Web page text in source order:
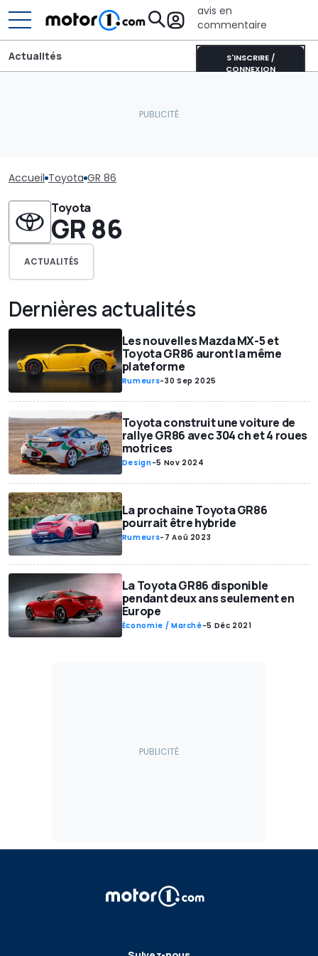
avis en
commentaire
S'INSCRIRE /
CONNEXION
Actualités
Accueil Toyota GR 86
Toyota
GR 86
ACTUALITÉS
Dernières actualités
Les nouvelles Mazda MX-5 et
Toyota GR86 auront la même
plateforme
Rumeurs-30 Sep 2025
Toyota construit une voiture de
rallye GR86 avec 304 ch et 4 roues
motrices
Design-5 Nov 2024
La prochaine Toyota GR86
pourrait être hybride
Rumeurs- 7 Aoû 2023
La Toyota GR86 disponible
pendant deux ans seulement en
Europe
Économie / Marché-5 Déc 2021